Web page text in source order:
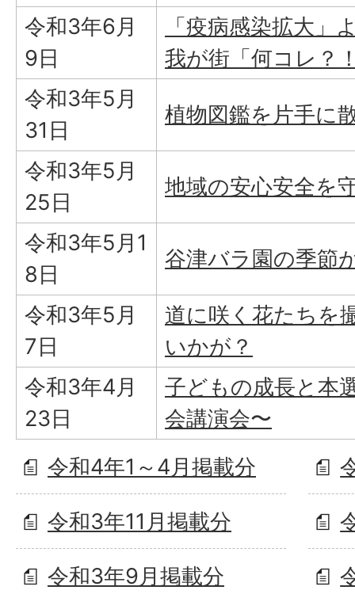
令和3年6月
9日
「疫病感染拡大」
我が街「何コレ？
令和3年5月
31日
植物図鑑を片手に
令和3年5月
25日
地域の安心安全を
令和3年5月1
8日
谷津バラ園の季節
令和3年5月
7日
道に咲く花たちを
いかが？
令和3年4月
23日
子どもの成長と本
会講演会〜
令和4年1～4月掲載分
令和3年11月掲載分
令和3年9月掲載分